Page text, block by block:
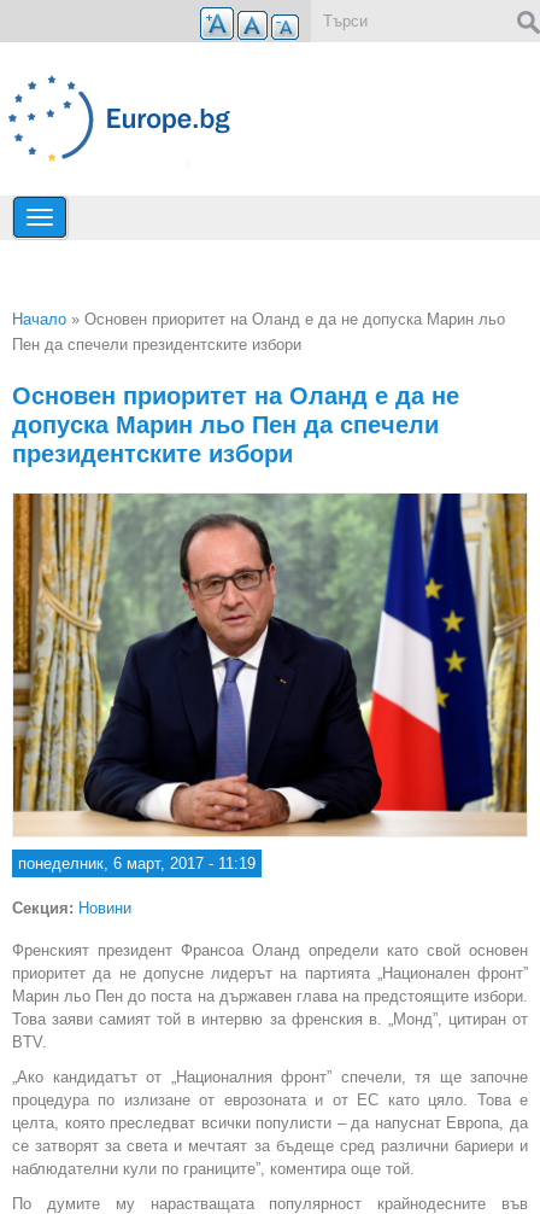
Премини към основното съдържание
Вие сте тук
Начало » Основен приоритет на Оланд е да не допуска Марин льо
Пен да спечели президентските избори
Основен приоритет на Оланд е да не
допуска Марин льо Пен да спечели
президентските избори
понеделник, 6 март, 2017 - 11:19
Секция: Новини
Френският президент Франсоа Оланд определи като свой основен
приоритет да не допусне лидерът на партията „Национален фронт”
Марин льо Пен до поста на държавен глава на предстоящите избори.
Това заяви самият той в интервю за френския в. „Монд”, цитиран от
BTV.
„Ако кандидатът от „Националния фронт” спечели, тя ще започне
процедура по излизане от еврозоната и от ЕС като цяло. Това е
целта, която преследват всички популисти – да напуснат Европа, да
се затворят за света и мечтаят за бъдеще сред различни бариери и
наблюдателни кули по границите”, коментира още той.
По думите му нарастващата популярност крайнодесните във